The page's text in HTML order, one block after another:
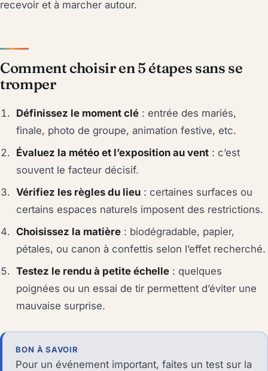
recevoir et à marcher autour.
Comment choisir en 5 étapes sans se
tromper
Définissez le moment clé : entrée des mariés,
finale, photo de groupe, animation festive, etc.
Évaluez la météo et l’exposition au vent : c’est
souvent le facteur décisif.
Vérifiez les règles du lieu : certaines surfaces ou
certains espaces naturels imposent des restrictions.
Choisissez la matière : biodégradable, papier,
pétales, ou canon à confettis selon l’effet recherché.
Testez le rendu à petite échelle : quelques
poignées ou un essai de tir permettent d’éviter une
mauvaise surprise.
BON À SAVOIR
Pour un événement important, faites un test sur la